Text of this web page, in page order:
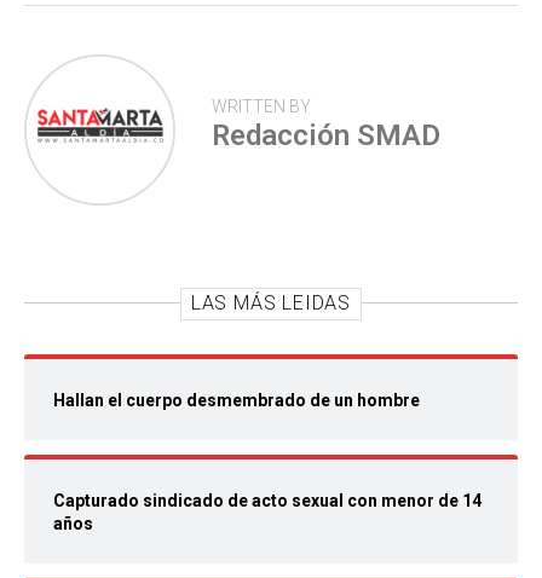
WRITTEN BY
Redacción SMAD
LAS MÁS LEIDAS
Hallan el cuerpo desmembrado de un hombre
Capturado sindicado de acto sexual con menor de 14
años